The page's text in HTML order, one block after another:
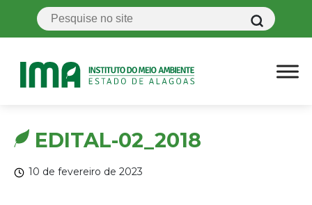
EDITAL-02_2018
10 de fevereiro de 2023